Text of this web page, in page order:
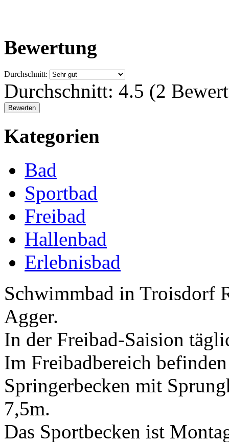
Bewertung
Durchschnitt:
Durchschnitt: 4.5 (2
Kategorien
Bad
Sportbad
Freibad
Hallenbad
Erlebnisbad
Schwimmbad in Troisdorf
Agger.
In der Freibad-Saision
Im Freibadbereich
Springerbecken mit
7,5m.
Das Sportbecken ist